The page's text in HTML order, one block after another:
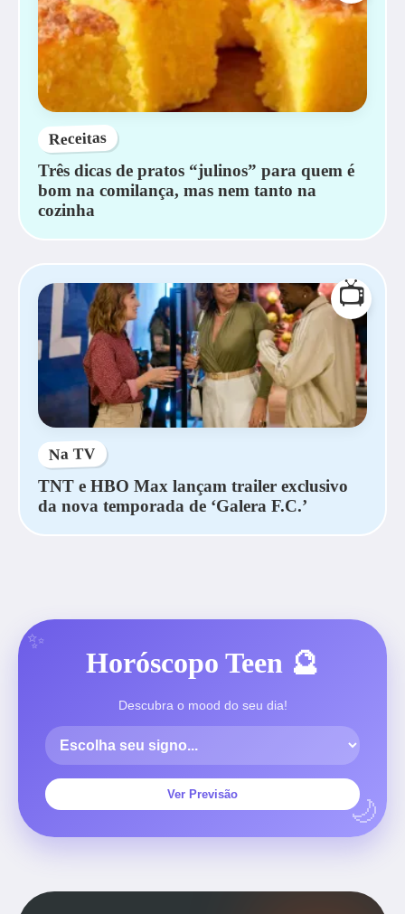
Receitas
Três dicas de pratos “julinos” para quem é
bom na comilança, mas nem tanto na
cozinha
📺
Na TV
TNT e HBO Max lançam trailer exclusivo
da nova temporada de ‘Galera F.C.’
Horóscopo Teen 🔮
Descubra o mood do seu dia!
Ver Previsão